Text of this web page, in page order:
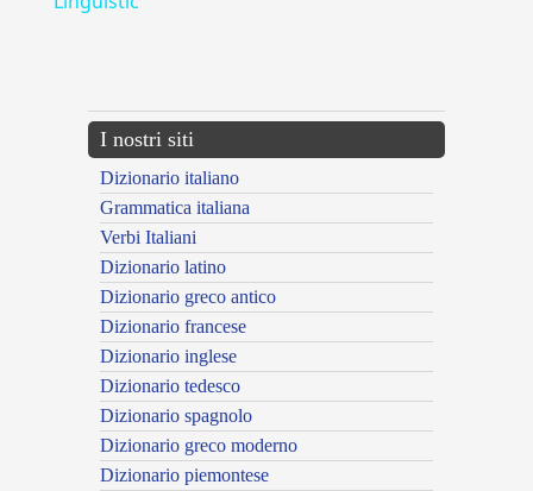
I nostri siti
Dizionario italiano
Grammatica italiana
Verbi Italiani
Dizionario latino
Dizionario greco antico
Dizionario francese
Dizionario inglese
Dizionario tedesco
Dizionario spagnolo
Dizionario greco moderno
Dizionario piemontese